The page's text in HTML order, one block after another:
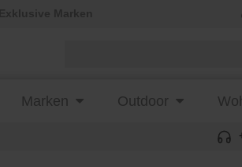
Marken Outdoor